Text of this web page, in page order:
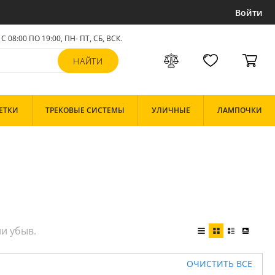
Войти
С 08:00 ПО 19:00, ПН- ПТ, СБ, ВСК.
ТРЕКОВЫЕ СИСТЕМЫ УЛИЧНЫЕ ЛАМПОЧКИ
ОЧИСТИТЬ ВСЕ